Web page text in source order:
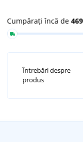
Cumpărați încă de
Întrebări despre
produs